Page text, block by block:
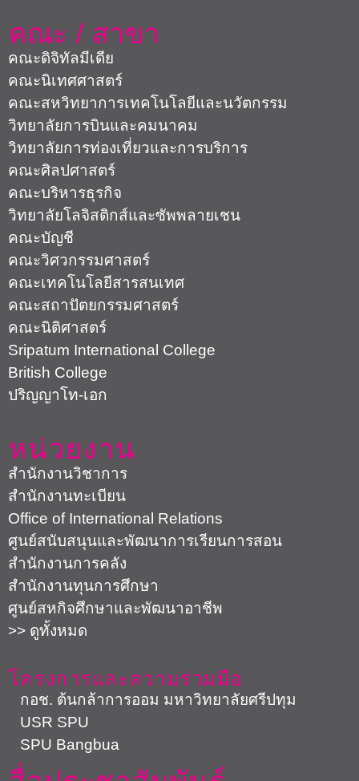
คณะ / สาขา
คณะดิจิทัลมีเดีย
คณะนิเทศศาสตร์
คณะสหวิทยาการเทคโนโลยีและนวัตกรรม
วิทยาลัยการบินและคมนาคม
วิทยาลัยการท่องเที่ยวและการบริการ
คณะศิลปศาสตร์
คณะบริหารธุรกิจ
วิทยาลัยโลจิสติกส์และซัพพลายเชน
คณะบัญชี
คณะวิศวกรรมศาสตร์
คณะเทคโนโลยีสารสนเทศ
คณะสถาปัตยกรรมศาสตร์
คณะนิติศาสตร์
Sripatum International College
British College
ปริญญาโท-เอก
หน่วยงาน
สำนักงานวิชาการ
สำนักงานทะเบียน
Office of International Relations
ศูนย์สนับสนุนและพัฒนาการเรียนการสอน
สำนักงานการคลัง
สำนักงานทุนการศึกษา
ศูนย์สหกิจศึกษาและพัฒนาอาชีพ
>> ดูทั้งหมด
โครงการและความร่วมมือ
ช. ต้นกล้าการออม มหาวิทยาลัยศรีปทุม
SPU
Bangbua